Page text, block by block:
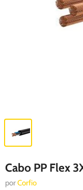
Cabo PP Flex
porCorfio